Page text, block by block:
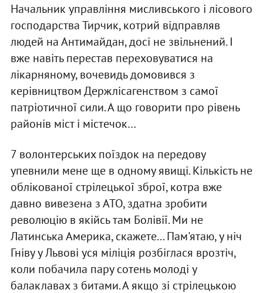
Начальник управління мисливського і лісового
господарства Тирчик, котрий відправляв
людей на Антимайдан, досі не звільнений. І
вже навіть перестав переховуватися на
лікарняному, вочевидь домовився з
керівництвом Держлісагенством з самої
патріотичної сили. А що говорити про рівень
районів міст і містечок…
7 волонтерських поїздок на передову
упевнили мене ще в одному явищі. Кількість не
облікованої стрілецької зброї, котра вже
давно вивезена з АТО, здатна зробити
революцію в якійсь там Болівії. Ми не
Латинська Америка, скажете... Пам'ятаю, у ніч
Гніву у Львові уся міліція розбіглася врозтіч,
коли побачила пару сотень молоді у
балаклавах з битами. А якщо зі стрілецькою